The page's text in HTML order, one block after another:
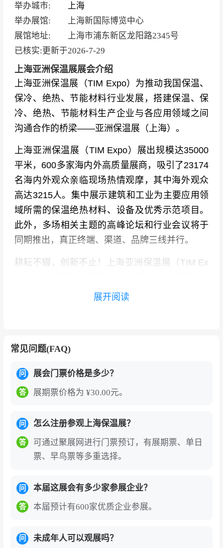
举办城市:
上海
举办展馆:
上海新国际博览中心
展馆地址:
上海市浦东新区龙阳路2345号
已核实:更新于2026-7-29
上海亚洲保温展展会介绍
上海亚洲保温展（TIM Expo）为推动我国保温、
保冷、绝热、节能材料行业发展，搭建保温、保
冷、绝热、节能材料生产企业与各应用领域之间
沟通合作的桥梁——亚洲保温展（上海）。
上海亚洲保温展（TIM Expo）展出规模达35000
平米，600多家海内外高质量展商，吸引了23174
名海内外观众亲临现场热情观摩，其中海外观众
高达3215人。集中展示建筑和工业为主要应用领
域所需的保温绝热材料、设备及优秀示范项目。
此外，多场相关主题的高峰论坛和行业会议将于
同期推出，真正终端、渠道、品牌三线并行。
耕耘不辍，创新不止！上海亚洲保温展（TIM Ex
广大行业同仁精心搭建集产品展示、行业交流、
众线上预登记办理需实名制绑定身份证信息，
观众门票登记需实名制绑定港澳台通行证，现
场刷身份证验证入场或出示电子门票二维码刷
上海亚洲保温展的展商名录、参展商名单部分
如下:倍可机器人(无锡)有限公司、嘉兴市远华
光电科技有限公司、上海宇牧实业有限责任公
余家参展企业，如需获取完整展商名录（含展
位号、联系方式），可通过展会官网或聚展网
上海国际保温材料展（TIM Expo）的参展价
展开阅读
常见问题(FAQ)
问 展会门票价格是多少？
答 展期票价格为 ¥30.00元。
问 怎么注册参观上海保温展？
答
可通过聚展网进行门票预订，有展期票、单日
票、早鸟票等多重选择。
问 本届这展会有多少家参展企业？
答 本届预计有600家优质企业参展。
问 未成年人可以观展吗？